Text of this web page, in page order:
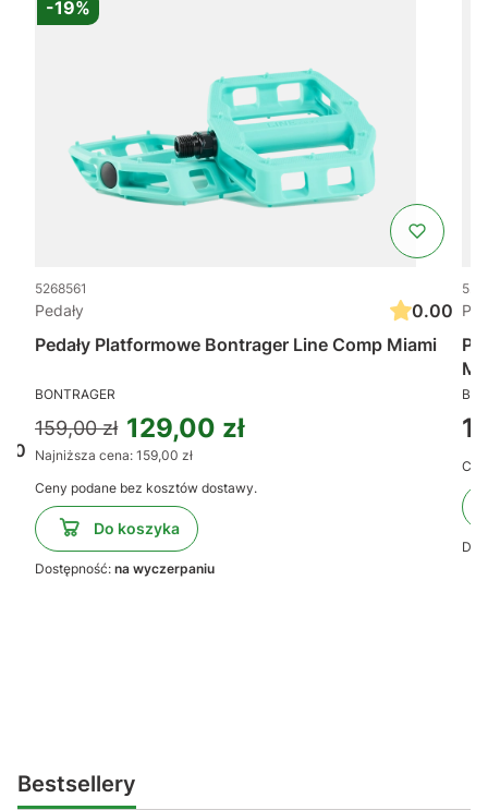
-19%
5268561
Pedały
0.00
Pedały Platformowe Bontrager Line Comp Miami
BONTRAGER
159,00 zł 129,00 zł
Najniższa cena: 159,00 zł
Ceny podane bez kosztów dostawy.
Do koszyka
Dostępność: na wyczerpaniu
Bestsellery